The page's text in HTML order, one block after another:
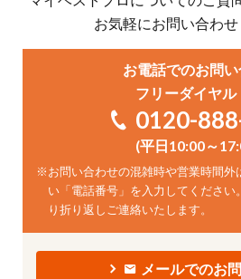
お気軽にお問い合わせ
お電話でのお問
フリーダイヤル
0120-
(平日10:00～
※お問い合わせの混雑時や営業時間外
い「電話番号」を入力してください
り折り返しご連絡いたします。
メールでのお